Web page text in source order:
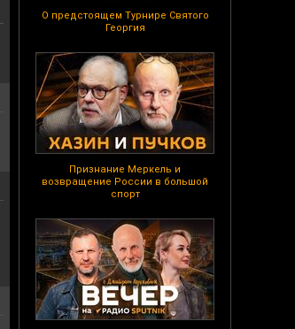
О предстоящем Турнире Святого
Георгия
Признание Меркель и
возвращение России в большой
спорт